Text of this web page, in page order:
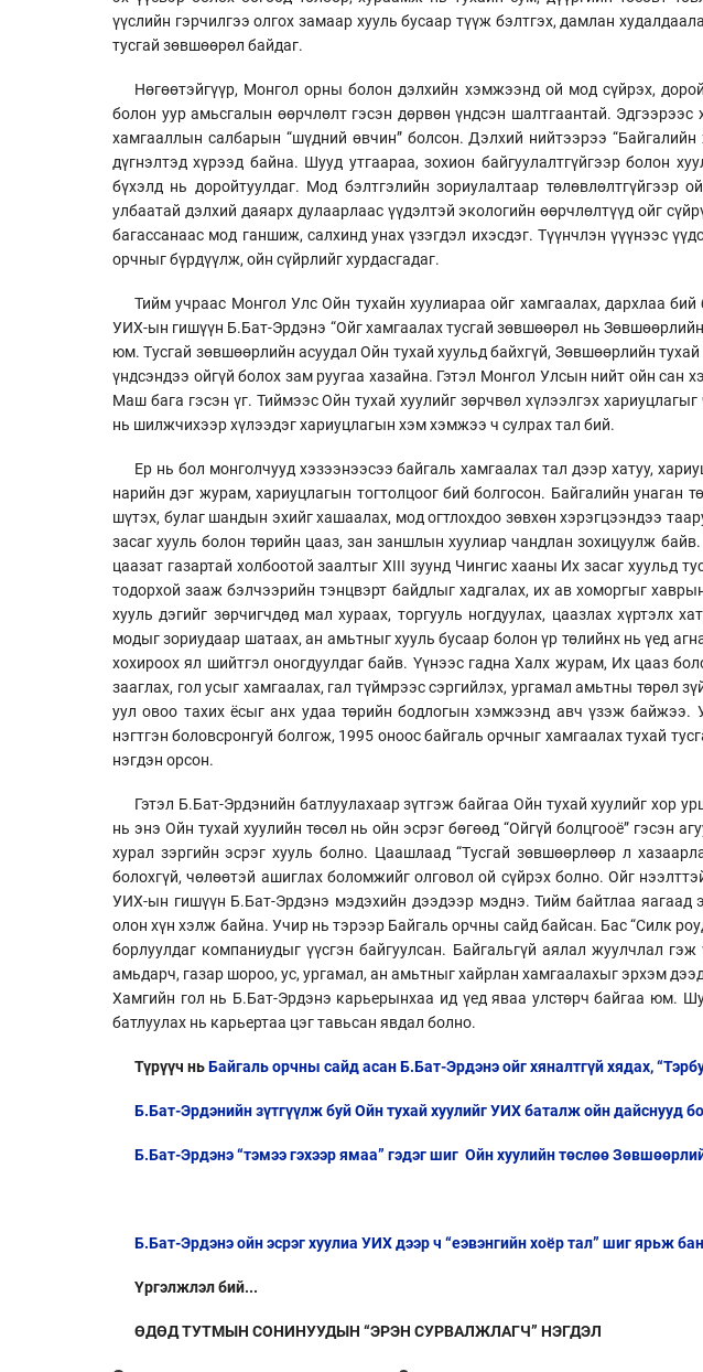
үүслийн гэрчилгээ олгох замаар хууль бусаар түүж бэлтгэх, дамлан
тусгай зөвшөөрөл байдаг.
Нөгөөтэйгүүр, Монгол орны болон дэлхийн хэмжээнд ой мод сүйрэх,
болон уур амьсгалын өөрчлөлт гэсэн дөрвөн үндсэн шалтгаантай.
хамгааллын салбарын “шүдний өвчин” болсон. Дэлхий нийтээрээ
дүгнэлтэд хүрээд байна. Шууд утгаараа, зохион байгуулалтгүйгээр болон
бүхэлд нь доройтуулдаг. Мод бэлтгэлийн зориулалтаар
улбаатай дэлхий даяарх дулаарлаас үүдэлтэй экологийн өөрчлөлтүүд ойг
багассанаас мод ганшиж, салхинд унах үзэгдэл ихэсдэг. Түүнчлэн үүүнээс
орчныг бүрдүүлж, ойн сүйрлийг хурдасгадаг.
Тийм учраас Монгол Улс Ойн тухайн хуулиараа ойг хамгаалах, дархлаа
УИХ-ын гишүүн Б.Бат-Эрдэнэ “Ойг хамгаалах тусгай зөвшөөрөл нь
юм. Тусгай зөвшөөрлийн асуудал Ойн тухай хуульд байхгүй, Зөвшөөрлийн
үндсэндээ ойгүй болох зам руугаа хазайна. Гэтэл Монгол Улсын нийт ойн сан
Маш бага гэсэн үг. Тиймээс Ойн тухай хуулийг зөрчвөл хүлээлгэх
нь шилжчихээр хүлээдэг хариуцлагын хэм хэмжээ ч сулрах тал бий.
Ер нь бол монголчууд хэзээнээсээ байгаль хамгаалах тал дээр хатуу,
нарийн дэг журам, хариуцлагын тогтолцоог бий болгосон. Байгалийн унаган
шүтэх, булаг шандын эхийг хашаалах, мод огтлохдоо зөвхөн хэрэгцээндээ
засаг хууль болон төрийн цааз, зан заншлын хуулиар чандлан зохицуулж
цаазат газартай холбоотой заалтыг XIII зуунд Чингис хааны Их засаг хуульд
тодорхой зааж бэлчээрийн тэнцвэрт байдлыг хадгалах, их ав хоморгыг
хууль дэгийг зөрчигчдөд мал хураах, торгууль ногдуулах, цаазлах хүртэлх
модыг зориудаар шатаах, ан амьтныг хууль бусаар болон үр төлийнх нь үед
хохироох ял шийтгэл оногдуулдаг байв. Үүнээс гадна Халх журам, Их цааз
зааглах, гол усыг хамгаалах, гал түймрээс сэргийлэх, ургамал амьтны төрөл
уул овоо тахих ёсыг анх удаа төрийн бодлогын хэмжээнд авч үзэж
нэгтгэн боловсронгуй болгож, 1995 оноос байгаль орчныг хамгаалах тухай
нэгдэн орсон.
Гэтэл Б.Бат-Эрдэнийн батлуулахаар зүтгэж байгаа Ойн тухай хуулийг хор
нь энэ Ойн тухай хуулийн төсөл нь ойн эсрэг бөгөөд “Ойгүй болцгооё” гэсэн
хурал зэргийн эсрэг хууль болно. Цаашлаад “Тусгай зөвшөөрлөөр л
болохгүй, чөлөөтэй ашиглах боломжийг олговол ой сүйрэх болно. Ойг
УИХ-ын гишүүн Б.Бат-Эрдэнэ мэдэхийн дээдээр мэднэ. Тийм байтлаа яагаад
олон хүн хэлж байна. Учир нь тэрээр Байгаль орчны сайд байсан. Бас “Силк
борлуулдаг компаниудыг үүсгэн байгуулсан. Байгальгүй аялал жуулчлал
амьдарч, газар шороо, ус, ургамал, ан амьтныг хайрлан хамгаалахыг эрхэм
Хамгийн гол нь Б.Бат-Эрдэнэ карьерынхаа ид үед яваа улстөрч байгаа юм.
батлуулах нь карьертаа цэг тавьсан явдал болно.
Түрүүч ньБайгаль орчны сайд асан Б.Бат-Эрдэнэ ойг хяналтгүй хядах,
Б.Бат-Эрдэнийн зүтгүүлж буй Ойн тухай хуулийг УИХ баталж ойн дайснууд
Б.Бат-Эрдэнэ “тэмээ гэхээр ямаа” гэдэг шиг Ойн хуулийн төслөө
Б.Бат-Эрдэнэ ойн эсрэг хуулиа УИХ дээр ч “еэвэнгийн хоёр тал” шиг ярьж
Үргэлжлэл бий...
ӨДӨД ТУТМЫН СОНИНУУДЫН “ЭРЭН СУРВАЛЖЛАГЧ” НЭГДЭЛ